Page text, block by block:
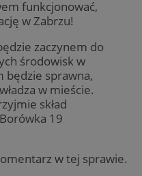
funkcjonować,
w Zabrzu!
zaczynem do
środowisk w
będzie sprawna,
w mieście.
skład
19
w tej sprawie.